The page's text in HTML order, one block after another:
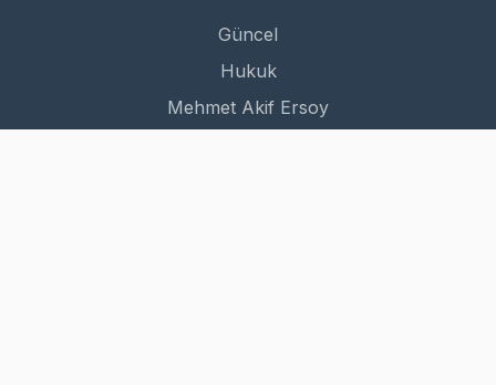
Güncel
Hukuk
Mehmet Akif Ersoy